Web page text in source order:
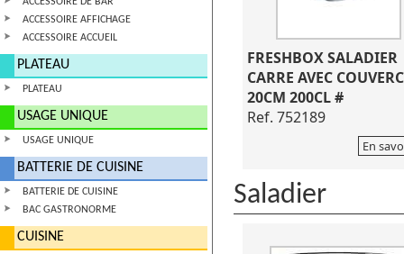
ACCESSOIRE AFFICHAGE
ACCESSOIRE ACCUEIL
PLATEAU
PLATEAU
USAGE UNIQUE
USAGE UNIQUE
BATTERIE DE CUISINE
BATTERIE DE CUISINE
BAC GASTRONORME
CUISINE
FRESHBOX SALADIER
CARRE AVEC
20CM 200CL #
Ref. 752189
En
Saladier